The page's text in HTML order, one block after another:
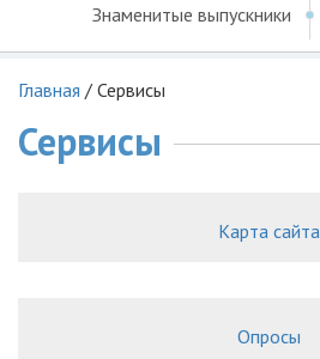
Знаменитые выпускники
Главная / Сервисы
Сервисы
Карта сайта
Опросы